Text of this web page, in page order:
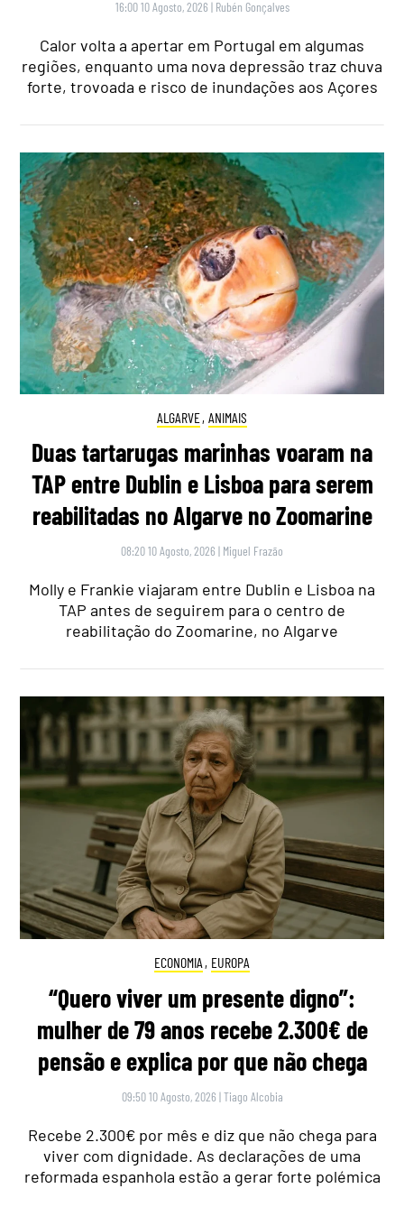
16:00 10 Agosto, 2026 | Rubén Gonçalves
Calor volta a apertar em Portugal em algumas
regiões, enquanto uma nova depressão traz chuva
forte, trovoada e risco de inundações aos Açores
ALGARVE, ANIMAIS
Duas tartarugas marinhas voaram na
TAP entre Dublin e Lisboa para serem
reabilitadas no Algarve no Zoomarine
08:20 10 Agosto, 2026 | Miguel Frazão
Molly e Frankie viajaram entre Dublin e Lisboa na
TAP antes de seguirem para o centro de
reabilitação do Zoomarine, no Algarve
ECONOMIA , EUROPA
“Quero viver um presente digno”:
mulher de 79 anos recebe 2.300€ de
pensão e explica por que não chega
09:50 10 Agosto, 2026 |Tiago Alcobia
Recebe 2.300€ por mês e diz que não chega para
viver com dignidade. As declarações de uma
reformada espanhola estão a gerar forte polémica